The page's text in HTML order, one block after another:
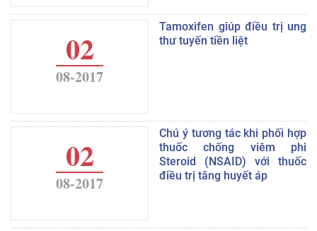
02
08-2017
Tamoxifen giúp điều trị ung
thư tuyến tiền liệt
02
08-2017
Chú ý tương tác khi phối hợp
thuốc chống viêm phi
Steroid (NSAID) với thuốc
điều trị tăng huyết áp